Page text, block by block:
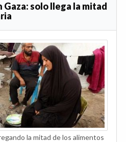
solo llega la mitad
la mitad de los alimentos